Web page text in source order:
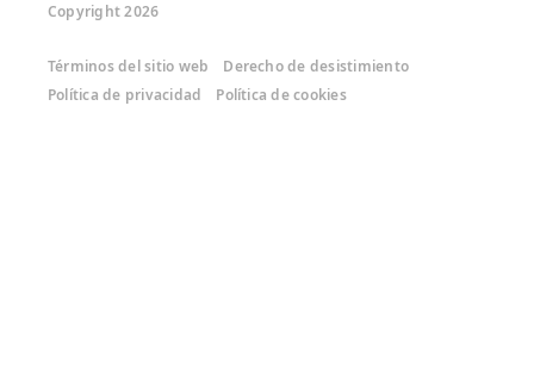
Copyright 2026
Términos del sitio web
Derecho de desistimiento
Política de privacidad
Política de cookies